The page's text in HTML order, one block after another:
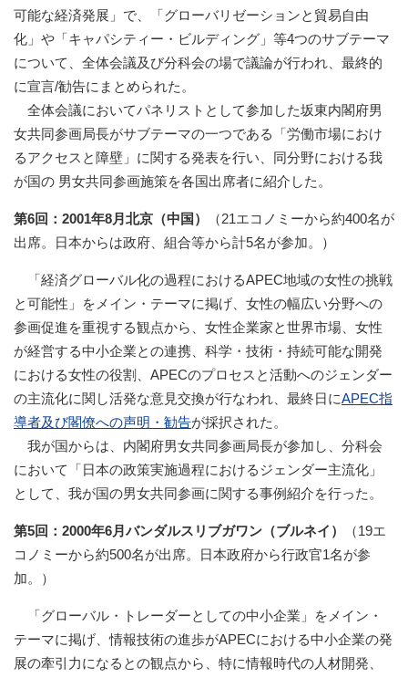
可能な経済発展」で、「グローバリゼーションと貿易自由
化」や「キャパシティー・ビルディング」等4つのサブテーマ
について、全体会議及び分科会の場で議論が行われ、最終的
に宣言/勧告にまとめられた。
全体会議においてパネリストとして参加した坂東内閣府男
女共同参画局長がサブテーマの一つである「労働市場におけ
るアクセスと障壁」に関する発表を行い、同分野における我
が国の 男女共同参画施策を各国出席者に紹介した。
第6回：2001年8月北京（中国）
（21エコノミーから約400名が
出席。日本からは政府、組合等から計5名が参加。）
「経済グローバル化の過程におけるAPEC地域の女性の挑戦
と可能性」をメイン・テーマに掲げ、女性の幅広い分野への
参画促進を重視する観点から、女性企業家と世界市場、女性
が経営する中小企業との連携、科学・技術・持続可能な開発
における女性の役割、APECのプロセスと活動へのジェンダー
の主流化に関し活発な意見交換が行なわれ、最終日にAPEC指
導者及び閣僚への声明・勧告が採択された。
我が国からは、内閣府男女共同参画局長が参加し、分科会
において「日本の政策実施過程におけるジェンダー主流化」
として、我が国の男女共同参画に関する事例紹介を行った。
第5回：2000年6月バンダルスリブガワン（ブルネイ）
（19エ
コノミーから約500名が出席。日本政府から行政官1名が参
加。）
「グローバル・トレーダーとしての中小企業」をメイン・
テーマに掲げ、情報技術の進歩がAPECにおける中小企業の発
展の牽引力になるとの観点から、特に情報時代の人材開発、